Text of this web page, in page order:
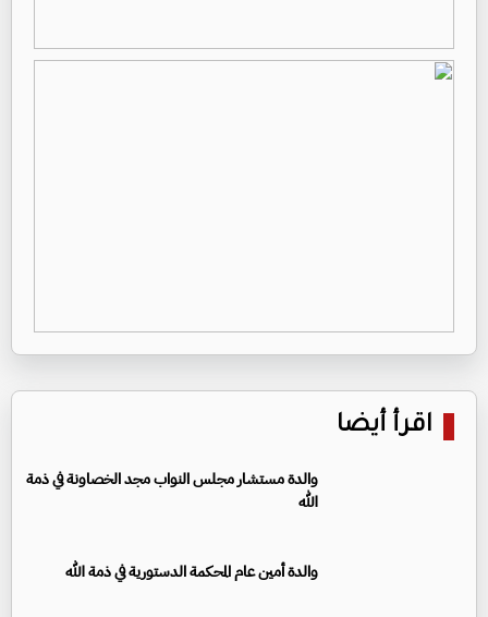
اقرأ أيضا
والدة مستشار مجلس النواب مجد الخصاونة في ذمة
الله
والدة أمين عام المحكمة الدستورية في ذمة الله